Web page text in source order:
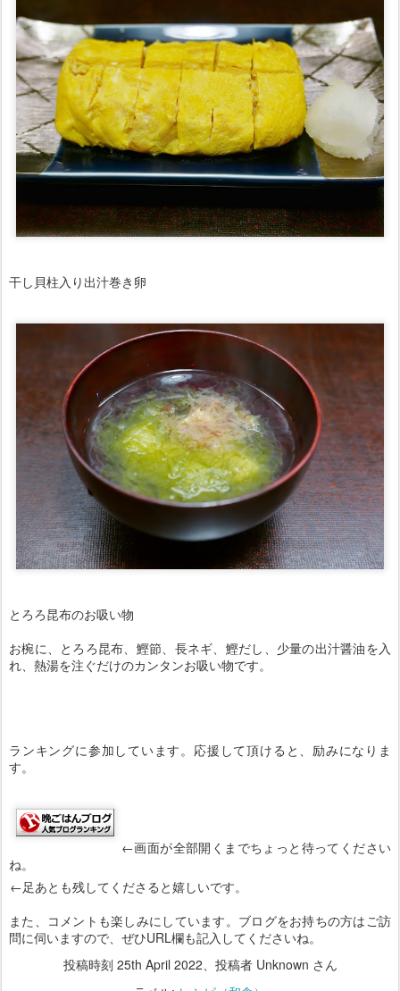
干し貝柱入り出汁巻き卵
とろろ昆布のお吸い物
お椀に、とろろ昆布、鰹節、長ネギ、鰹だし、少量の出汁醤油を入
れ、熱湯を注ぐだけのカンタンお吸い物です。
ランキングに参加しています。応援して頂けると、励みになりま
す。
←画面が全部開くまでちょっと待ってください
ね。
←足あとも残してくださると嬉しいです。
また、コメントも楽しみにしています。ブログをお持ちの方はご訪
問に伺いますので、ぜひURL欄も記入してくださいね。
投稿時刻 25th April 2022、投稿者 Unknown さん